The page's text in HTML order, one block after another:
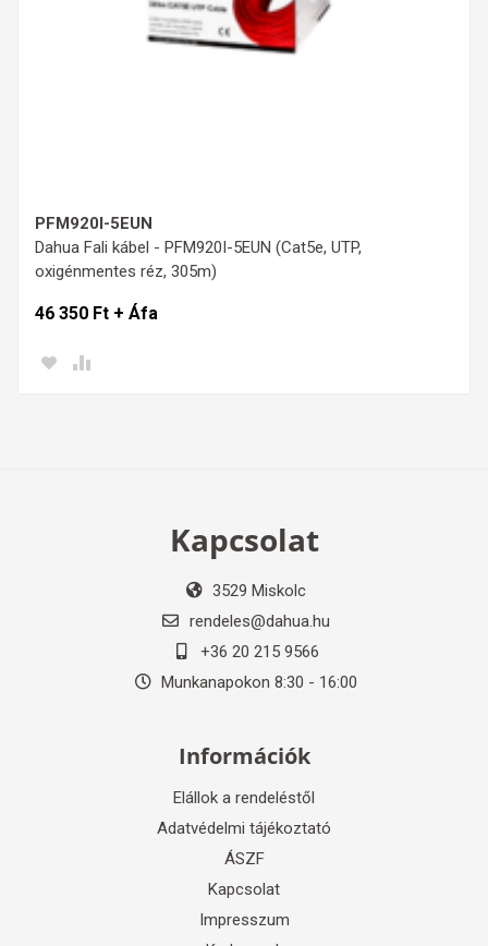
PFM920I-5EUN
Dahua Fali kábel - PFM920I-5EUN (Cat5e, UTP,
oxigénmentes réz, 305m)
46 350 Ft + Áfa
Kapcsolat
3529 Miskolc
rendeles@dahua.hu
+36 20 215 9566
Munkanapokon 8:30 - 16:00
Információk
Elállok a rendeléstől
Adatvédelmi tájékoztató
ÁSZF
Kapcsolat
Impresszum